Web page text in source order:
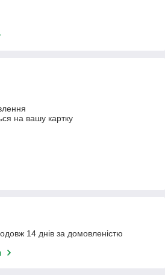
на вашу картку
14 днів за домовленістю